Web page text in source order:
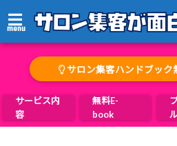
menu
サロン集客ハンドブック
サービス内
容
無料E-
book
ル